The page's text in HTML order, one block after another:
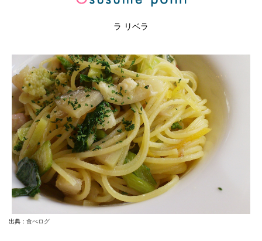
ラ リベラ
出典： 食べログ